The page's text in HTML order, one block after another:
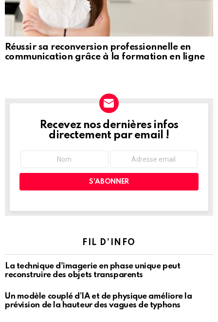
Réussir sa reconversion professionnelle en
communication grâce à la formation en ligne
NEWSLETTER
Recevez nos dernières infos
directement par email !
FIL D’INFO
La technique d'imagerie en phase unique peut
reconstruire des objets transparents
Un modèle couplé d’IA et de physique améliore la
prévision de la hauteur des vagues de typhons